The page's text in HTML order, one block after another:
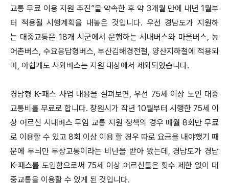
교통 무료 이용 지원 추진”을 약속한 후 약 3개월 만에 내년 1월부
터 적용될 시행계획을 내놓은 것입니다. 우선 경남도가 지원하
는 대중교통은 18개 시군에서 운행하는 시내버스와 마을버스, 농
어촌버스, 수요응답형버스, 부산김해경전철, 양산지하철에 적용되
며, 아쉽게도 시외버스는 지원 대상에서 제외되었습니다.
경남형 K-패스 사업 내용을 살펴보면, 우선 75세 이상 노인 대중
교통비를 무료로 합니다. 창원시가 작년 10월부터 시행한 75세 이
상 어르신 시내버스 무임 교통 지원 정책의 경우 매월 8회만 무료
로 이용할 수 있고 8회 이상 이용 할 경우 따로 요금을 내야했기 때
문에 무늬만 무상교통이라는 비난을 받아 왔는데, 경남도가 경남
K-패스를 도입함으로써 75세 이상 어르신들은 횟수 제한 없이 대
중교통을 이용할 수 있게 된 것입니다.